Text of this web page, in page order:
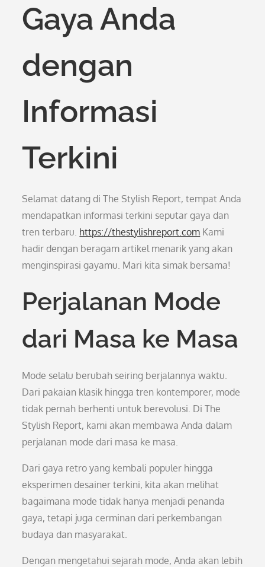
Gaya Anda
dengan
Informasi
Terkini
Selamat datang di The Stylish Report, tempat Anda
mendapatkan informasi terkini seputar gaya dan
tren terbaru. https://thestylishreport.com Kami
hadir dengan beragam artikel menarik yang akan
menginspirasi gayamu. Mari kita simak bersama!
Perjalanan Mode
dari Masa ke Masa
Mode selalu berubah seiring berjalannya waktu.
Dari pakaian klasik hingga tren kontemporer, mode
tidak pernah berhenti untuk berevolusi. Di The
Stylish Report, kami akan membawa Anda dalam
perjalanan mode dari masa ke masa.
Dari gaya retro yang kembali populer hingga
eksperimen desainer terkini, kita akan melihat
bagaimana mode tidak hanya menjadi penanda
gaya, tetapi juga cerminan dari perkembangan
budaya dan masyarakat.
Dengan mengetahui sejarah mode, Anda akan lebih